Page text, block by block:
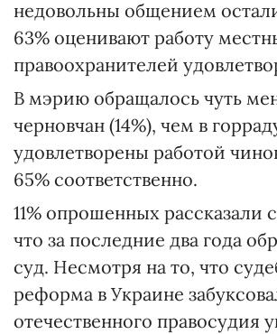
недовольны общением
63% оценивают работу
правоохранителей
В мэрию обращалось чуть
черновчан (14%), чем в
удовлетворены работой
65% соответственно.
11% опрошенных рассказали
что за последние два года
суд. Несмотря на то, что
реформа в Украине
отечественного правосудия